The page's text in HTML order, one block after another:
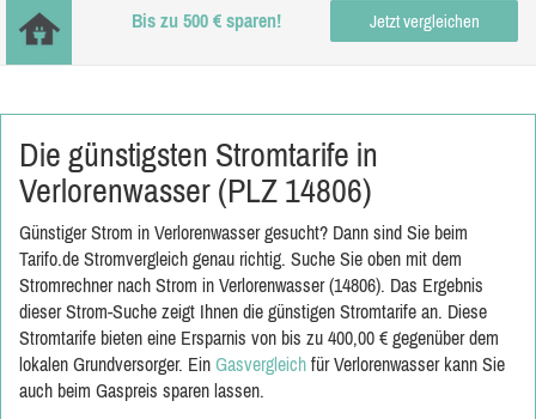
Bis zu 500 € sparen! Jetzt vergleichen
Die günstigsten Stromtarife in
Verlorenwasser (PLZ 14806)
Günstiger Strom in Verlorenwasser gesucht? Dann sind Sie beim
Tarifo.de Stromvergleich genau richtig. Suche Sie oben mit dem
Stromrechner nach Strom in Verlorenwasser (14806). Das Ergebnis
dieser Strom-Suche zeigt Ihnen die günstigen Stromtarife an. Diese
Stromtarife bieten eine Ersparnis von bis zu 400,00 € gegenüber dem
lokalen Grundversorger. Ein Gasvergleich für Verlorenwasser kann Sie
auch beim Gaspreis sparen lassen.